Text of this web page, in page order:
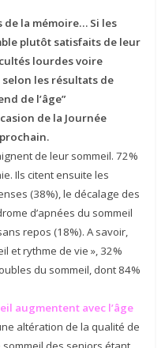
la mémoire… Si les
plutôt satisfaits de leur
lourdes voire
les résultats de
de l’âge”
de la Journée
de leur sommeil. 72%
Ils citent ensuite les
(38%), le décalage des
d’apnées du sommeil
repos (18%). A savoir,
et rythme de vie », 32%
du sommeil, dont 84%
augmentent avec l’âge
altération de la qualité de